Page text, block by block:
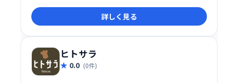
し、楽しい外食体験を演出します。
詳しく見る
ヒトサラ
0.0 (0件)